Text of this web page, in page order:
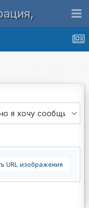
URL изображения